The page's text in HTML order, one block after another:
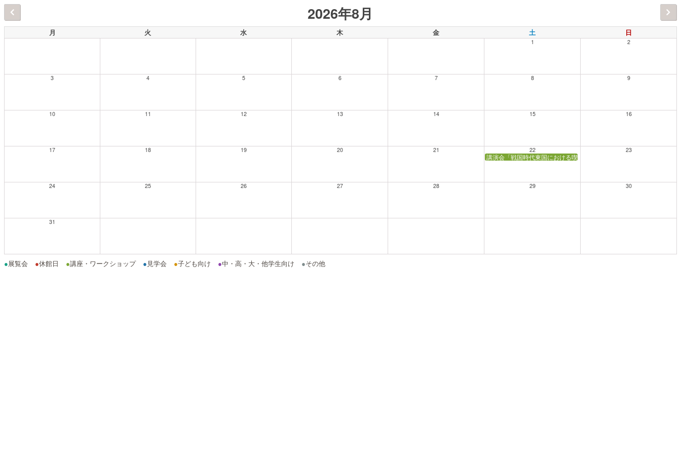
2026年8月
月 火 水 木 金 土 日
1 2
3 4 5 6 7 8 9
10 11 12 13 14 15 16
17 18 19 20 21 22
講演会「戦国時代東国における喫茶文化」【会場：あーすぷらざ】
23
24 25 26 27 28 29 30
31
●展覧会 ●休館日 ●講座・ワークショップ ● 見学会 ●子ども向け ●中・高・大・他学生向け ●その他